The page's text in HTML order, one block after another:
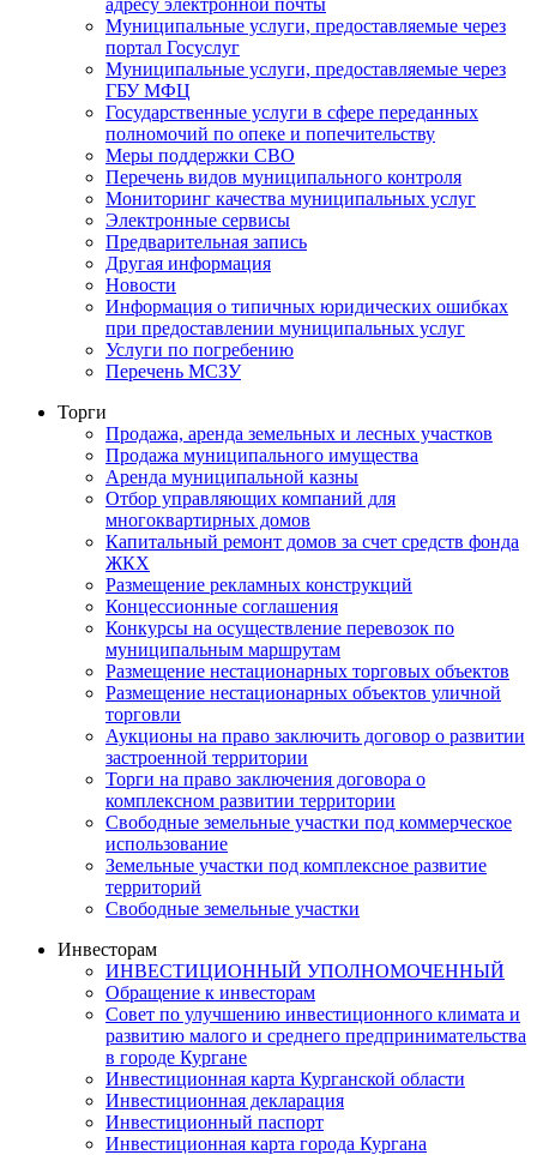
адресу электронной почты
Муниципальные услуги, предоставляемые через
портал Госуслуг
Муниципальные услуги, предоставляемые через
ГБУ МФЦ
Государственные услуги в сфере переданных
полномочий по опеке и попечительству
Меры поддержки СВО
Перечень видов муниципального контроля
Мониторинг качества муниципальных услуг
Электронные сервисы
Предварительная запись
Другая информация
Новости
Информация о типичных юридических ошибках
при предоставлении муниципальных услуг
Услуги по погребению
Перечень МСЗУ
Торги
Продажа, аренда земельных и лесных участков
Продажа муниципального имущества
Аренда муниципальной казны
Отбор управляющих компаний для
многоквартирных домов
Капитальный ремонт домов за счет средств фонда
ЖКХ
Размещение рекламных конструкций
Концессионные соглашения
Конкурсы на осуществление перевозок по
муниципальным маршрутам
Размещение нестационарных торговых объектов
Размещение нестационарных объектов уличной
торговли
Аукционы на право заключить договор о развитии
застроенной территории
Торги на право заключения договора о
комплексном развитии территории
Свободные земельные участки под коммерческое
использование
Земельные участки под комплексное развитие
территорий
Свободные земельные участки
Инвесторам
ИНВЕСТИЦИОННЫЙ УПОЛНОМОЧЕННЫЙ
Обращение к инвесторам
Совет по улучшению инвестиционного климата и
развитию малого и среднего предпринимательства
в городе Кургане
Инвестиционная карта Курганской области
Инвестиционная декларация
Инвестиционный паспорт
Инвестиционная карта города Кургана